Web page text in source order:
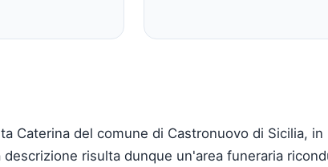
Caterina del comune di Castronuovo di Sicilia, in
risulta dunque un'area funeraria